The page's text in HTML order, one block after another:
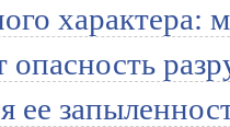
характера:
опасность
ее